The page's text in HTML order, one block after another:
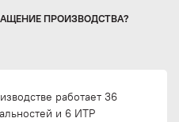
ПРОИЗВОДСТВА?
работает 36
и 6 ИТР